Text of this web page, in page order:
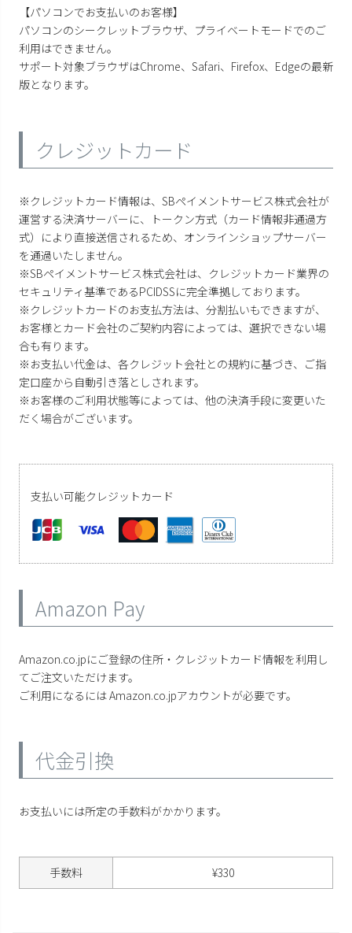
【パソコンでお支払いのお客様】
パソコンのシークレットブラウザ、プライベートモードでのご
利用はできません。
サポート対象ブラウザはChrome、Safari、Firefox、Edgeの最新
版となります。
クレジットカード
※クレジットカード情報は、SBペイメントサービス株式会社が
運営する決済サーバーに、トークン方式（カード情報非通過方
式）により直接送信されるため、オンラインショップサーバー
を通過いたしません。
※SBペイメントサービス株式会社は、クレジットカード業界の
セキュリティ基準であるPCIDSSに完全準拠しております。
※クレジットカードのお支払方法は、分割払いもできますが、
お客様とカード会社のご契約内容によっては、選択できない場
合も有ります。
※お支払い代金は、各クレジット会社との規約に基づき、ご指
定口座から自動引き落としされます。
※お客様のご利用状態等によっては、他の決済手段に変更いた
だく場合がございます。
支払い可能クレジットカード
Amazon Pay
Amazon.co.jpにご登録の住所・クレジットカード情報を利用し
てご注文いただけます。
ご利用になるには Amazon.co.jpアカウントが必要です。
代金引換
お支払いには所定の手数料がかかります。
手数料 ¥330